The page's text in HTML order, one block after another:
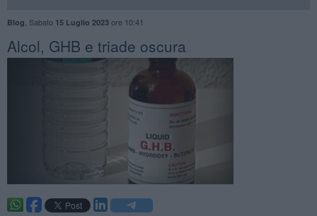
Blog Sabato 15 Luglio 2023ore 10:41
​Alcol, GHB e triade oscura